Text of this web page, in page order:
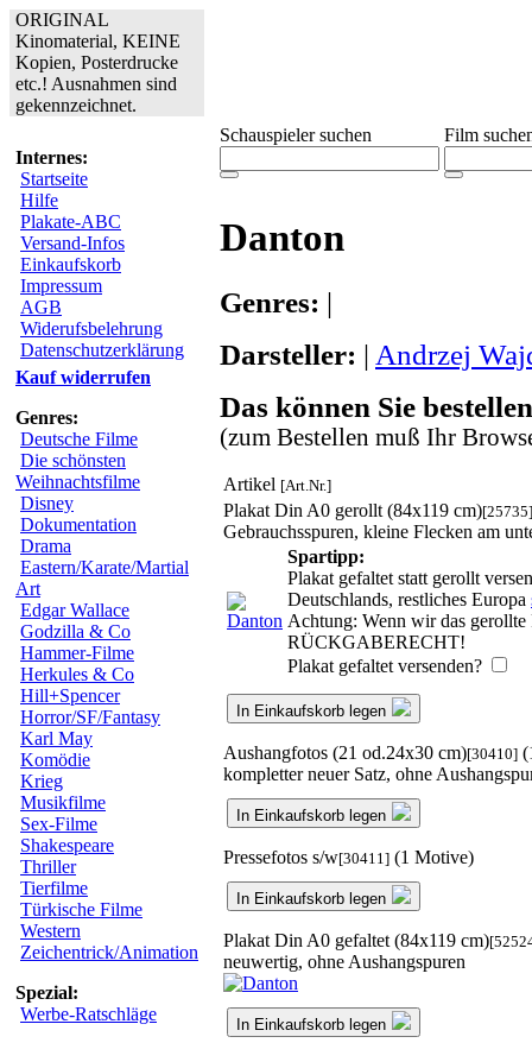
ORIGINAL
Kinomaterial, KEINE
Kopien, Posterdrucke
etc.! Ausnahmen sind
gekennzeichnet.
Internes:
Startseite
Hilfe
Plakate-ABC
Versand-Infos
Einkaufskorb
Impressum
AGB
Widerufsbelehrung
Datenschutzerklärung
Kauf widerrufen
Genres:
Deutsche Filme
Die schönsten
Weihnachtsfilme
Disney
Dokumentation
Drama
Eastern/Karate/Martial
Art
Edgar Wallace
Godzilla & Co
Hammer-Filme
Herkules & Co
Hill+Spencer
Horror/SF/Fantasy
Karl May
Komödie
Krieg
Musikfilme
Sex-Filme
Shakespeare
Thriller
Tierfilme
Türkische Filme
Western
Zeichentrick/Animation
Spezial:
Werbe-Ratschläge
Schauspieler suchen Film
Danton
Genres: |
Darsteller: | Andrzej
Das können Sie
(zum Bestellen muß Ihr
Artikel [Art.Nr.]
Plakat Din A0 gerollt (84x119 cm)[25735]
Gebrauchsspuren, kleine Flecken am
Spartipp:
Plakat gefaltet statt gerollt
Deutschlands, restliches Europa
Achtung: Wenn wir das
RÜCKGABERECHT!
Plakat gefaltet versenden?
In Einkaufskorb legen
Aushangfotos (21 od.24x30 cm)[30410]
kompletter neuer Satz, ohne
In Einkaufskorb legen
Pressefotos s/w[30411] (1 Motive)
In Einkaufskorb legen
Plakat Din A0 gefaltet (84x119 cm)
neuwertig, ohne Aushangspuren
In Einkaufskorb legen